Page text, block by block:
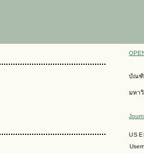
บัณฑิ
มหา